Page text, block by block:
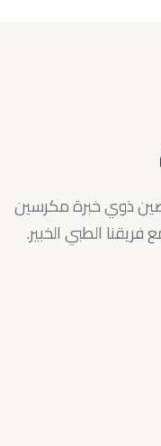
ذوي خبرة مكرسين
الطبي الخبير.